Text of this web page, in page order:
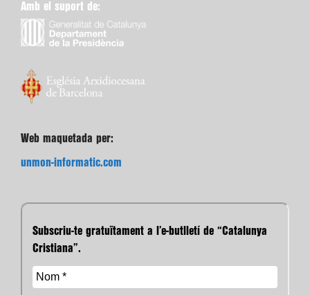
Amb el suport de:
Web maquetada per:
unmon-informatic.com
Subscriu-te gratuïtament a l’e-butlletí de “Catalunya
Cristiana”.